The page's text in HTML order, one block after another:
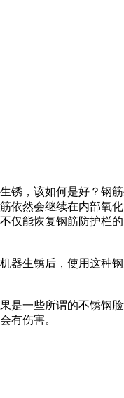
锈，该如何是好？钢
然会继续在内部氧
仅能恢复钢筋防护栏
器生锈后，使用这种
一些所谓的不锈钢
有伤害。